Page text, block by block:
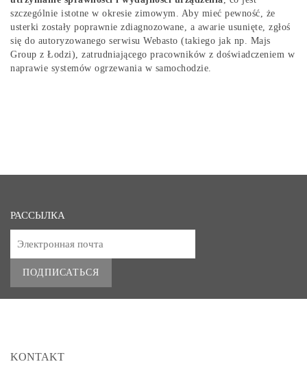
szczególnie istotne w okresie zimowym. Aby mieć pewność, że
usterki zostały poprawnie zdiagnozowane, a awarie usunięte, zgłoś
się do autoryzowanego serwisu Webasto (takiego jak np. Majs
Group z Łodzi), zatrudniającego pracowników z doświadczeniem w
naprawie systemów ogrzewania w samochodzie.
РАССЫЛКА
ПОДПИСАТЬСЯ
KONTAKT